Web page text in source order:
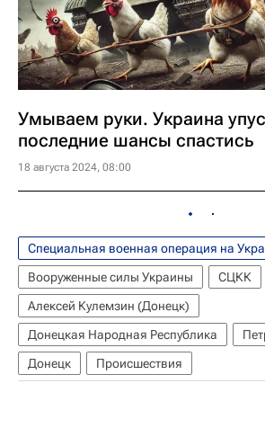
Умываем руки. Украина
последние шансы спастись
18 августа 2024, 08:00
Специальная военная операция на
Вооруженные силы Украины
СЦКК
Алексей Кулемзин (Донецк)
Донецкая Народная Республика
Донецк
Происшествия